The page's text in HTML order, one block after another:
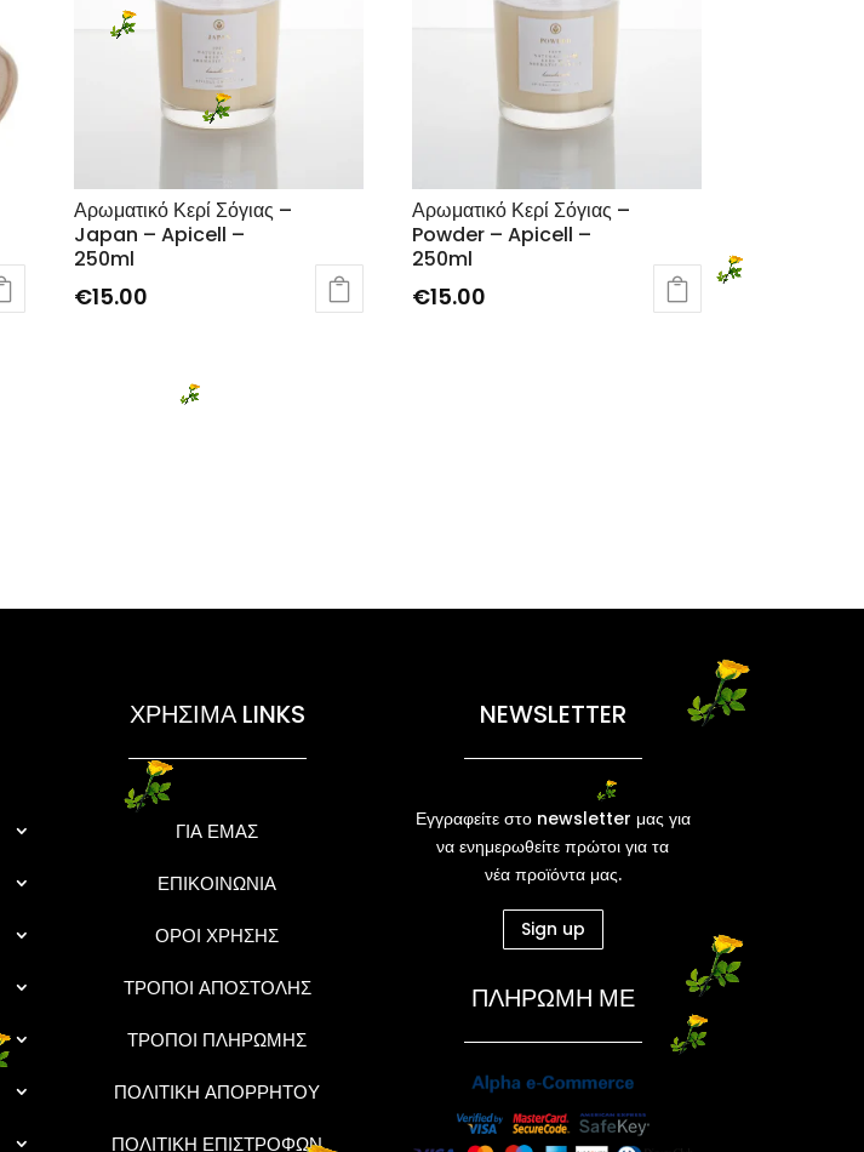
Αρωματικό Κερί Σόγιας –
Japan – Apicell –
250ml
€15.00
Αρωματικό Κερί Σόγιας –
Powder – Apicell –
250ml
€15.00
ΧΡΗΣΙΜΑ LINKS
ΓΙΑ ΕΜΑΣ
ΕΠΙΚΟΙΝΩΝΙΑ
ΟΡΟΙ ΧΡΗΣΗΣ
ΤΡΟΠΟΙ ΑΠΟΣΤΟΛΗΣ
ΤΡΟΠΟΙ ΠΛΗΡΩΜΗΣ
ΠΟΛΙΤΙΚΗ ΑΠΟΡΡΗΤΟΥ
ΠΟΛΙΤΙΚΗ ΕΠΙΣΤΡΟΦΩΝ
NEWSLETTER
Εγγραφείτε στο newsletter μας για
να ενημερωθείτε πρώτοι για τα
νέα προϊόντα μας.
Sign up
ΠΛΗΡΩΜΗ ΜΕ